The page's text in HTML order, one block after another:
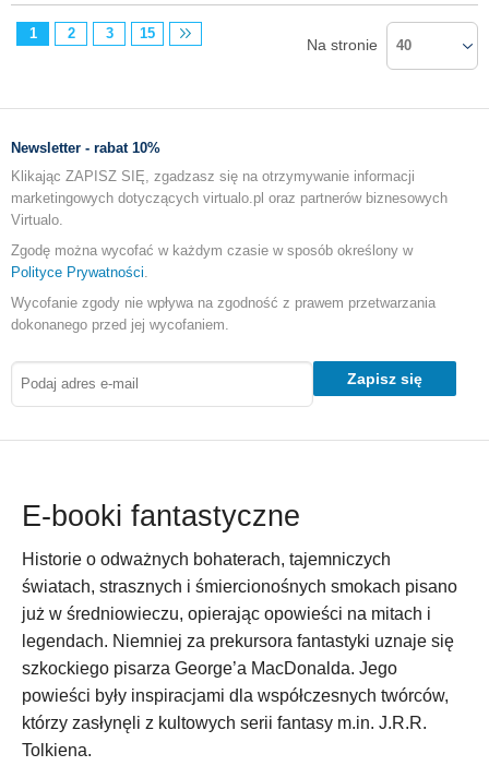
1 2 3 15
Na stronie 40
Newsletter - rabat 10%
Klikając ZAPISZ SIĘ, zgadzasz się na otrzymywanie informacji
marketingowych dotyczących virtualo.pl oraz partnerów biznesowych
Virtualo.
Zgodę można wycofać w każdym czasie w sposób określony w
Polityce Prywatności
Wycofanie zgody nie wpływa na zgodność z prawem przetwarzania
dokonanego przed jej wycofaniem.
Zapisz się
E-booki fantastyczne
Historie o odważnych bohaterach, tajemniczych
światach, strasznych i śmiercionośnych smokach pisano
już w średniowieczu, opierając opowieści na mitach i
legendach. Niemniej za prekursora fantastyki uznaje się
szkockiego pisarza George’a MacDonalda. Jego
powieści były inspiracjami dla współczesnych twórców,
którzy zasłynęli z kultowych serii fantasy m.in. J.R.R.
Tolkiena.